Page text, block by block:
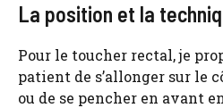
La position et la
Pour le toucher rectal, je
patient de s’allonger sur le
ou de se pencher en avant